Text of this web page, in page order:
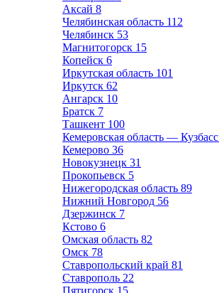
Аксай 8
Челябинская область 112
Челябинск 53
Магнитогорск 15
Копейск 6
Иркутская область 101
Иркутск 62
Ангарск 10
Братск 7
Ташкент 100
Кемеровская область — Кузбасс
Кемерово 36
Новокузнецк 31
Прокопьевск 5
Нижегородская область 89
Нижний Новгород 56
Дзержинск 7
Кстово 6
Омская область 82
Омск 78
Ставропольский край 81
Ставрополь 22
Пятигорск 15